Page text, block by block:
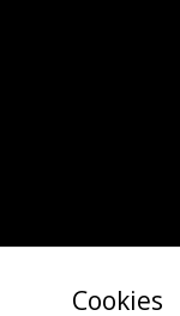
Cookies